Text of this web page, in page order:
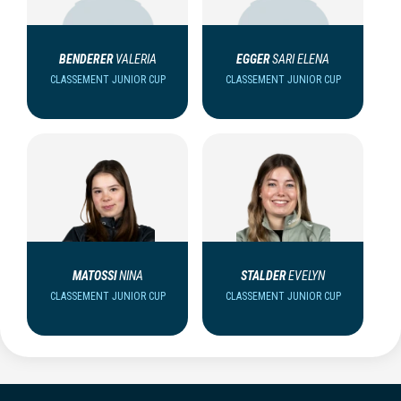
BENDERER VALERIA
CLASSEMENT JUNIOR CUP
EGGERSARI ELENA
CLASSEMENT JUNIOR CUP
MATOSSININA
CLASSEMENT JUNIOR CUP
STALDEREVELYN
CLASSEMENT JUNIOR CUP